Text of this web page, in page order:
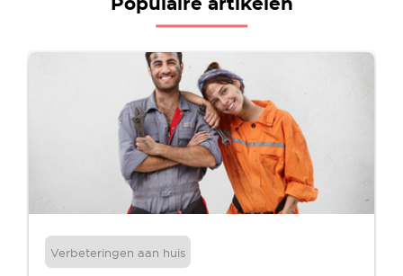
Populaire artikelen
Verbeteringen aan huis